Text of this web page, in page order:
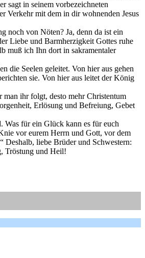
sagt in seinem vorbezeichneten
Verkehr mit dem in dir wohnenden Jesus
noch von Nöten? Ja, denn da ist ein
Liebe und Barmherzigkeit Gottes ruhe
muß ich Ihn dort in sakramentaler
die Seelen geleitet. Von hier aus gehen
sie. Von hier aus leitet der König
man ihr folgt, desto mehr Christentum
Erlösung und Befreiung, Gebet
Was für ein Glück kann es für euch
vor eurem Herrn und Gott, vor dem
Deshalb, liebe Brüder und Schwestern:
Tröstung und Heil!